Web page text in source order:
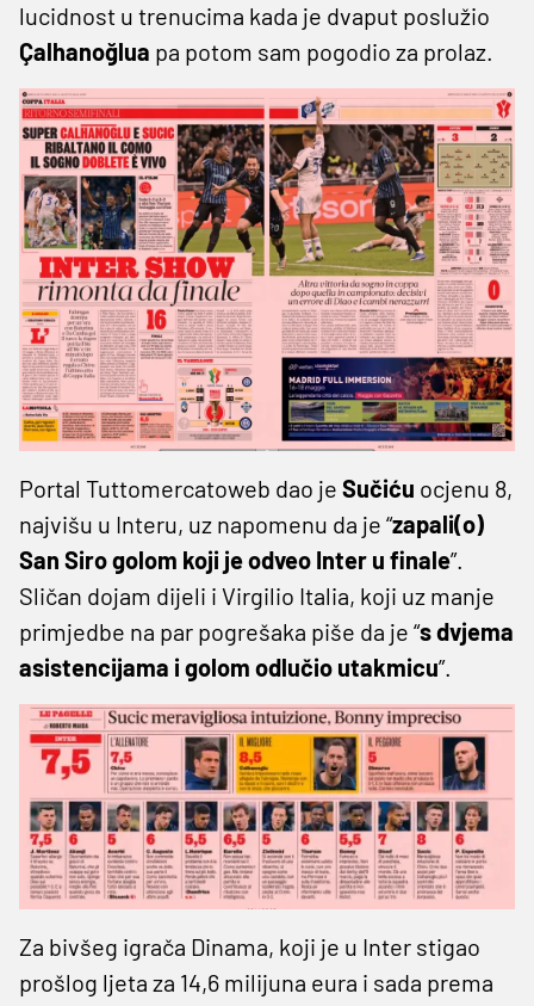
lucidnost u trenucima kada je dvaput poslužio
Çalhanoğlua pa potom sam pogodio za prolaz.
Portal Tuttomercatoweb dao je Sučiću ocjenu 8,
najvišu u Interu, uz napomenu da je “zapali(o)
San Siro golom koji je odveo Inter u finale”.
Sličan dojam dijeli i Virgilio Italia, koji uz manje
primjedbe na par pogrešaka piše da je “s dvjema
asistencijama i golom odlučio utakmicu”.
Za bivšeg igrača Dinama, koji je u Inter stigao
prošlog ljeta za 14,6 milijuna eura i sada prema